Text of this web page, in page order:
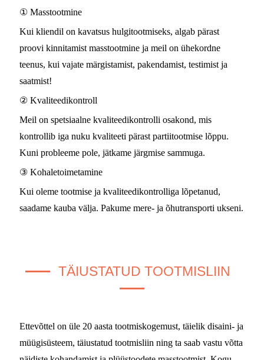
① Masstootmine
Kui kliendil on kavatsus hulgitootmiseks, algab pärast
proovi kinnitamist masstootmine ja meil on ühekordne
teenus, kui vajate märgistamist, pakendamist, testimist ja
saatmist!
② Kvaliteedikontroll
Meil on spetsiaalne kvaliteedikontrolli osakond, mis
kontrollib iga nuku kvaliteeti pärast partiitootmise lõppu.
Kuni probleeme pole, jätkame järgmise sammuga.
③ Kohaletoimetamine
Kui oleme tootmise ja kvaliteedikontrolliga lõpetanud,
saadame kauba välja. Pakume mere- ja õhutransporti ukseni.
TÄIUSTATUD TOOTMISLIIN
Ettevõttel on üle 20 aasta tootmiskogemust, täielik disaini- ja
müügisüsteem, täiustatud tootmisliin ning ta saab vastu võtta